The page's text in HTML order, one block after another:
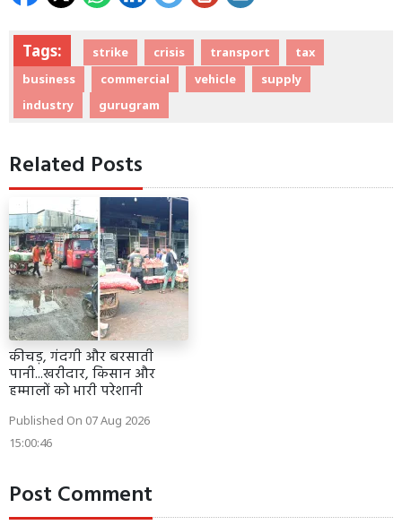
Tags: strike crisis transport
tax
business
commercial vehicle
supply
industry
gurugram
Related Posts
कीचड़, गंदगी और बरसाती
पानी...खरीदार, किसान और
हम्मालों को भारी परेशानी
Published On 07 Aug 2026
15:00:46
Post Comment